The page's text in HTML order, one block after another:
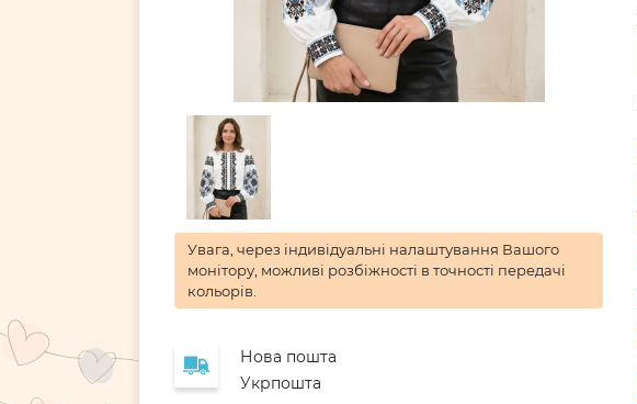
Увага, через індивідуальні налаштування Вашого
монітору, можливі розбіжності в точності передачі
кольорів.
Нова пошта
Укрпошта